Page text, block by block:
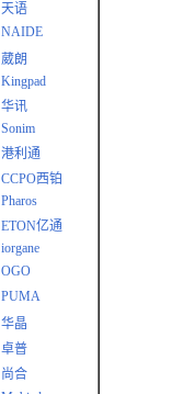
天语
NAIDE
葳朗
Kingpad
华讯
Sonim
港利通
CCPO西铂
Pharos
ETON亿通
iorgane
OGO
PUMA
华晶
卓普
尚合